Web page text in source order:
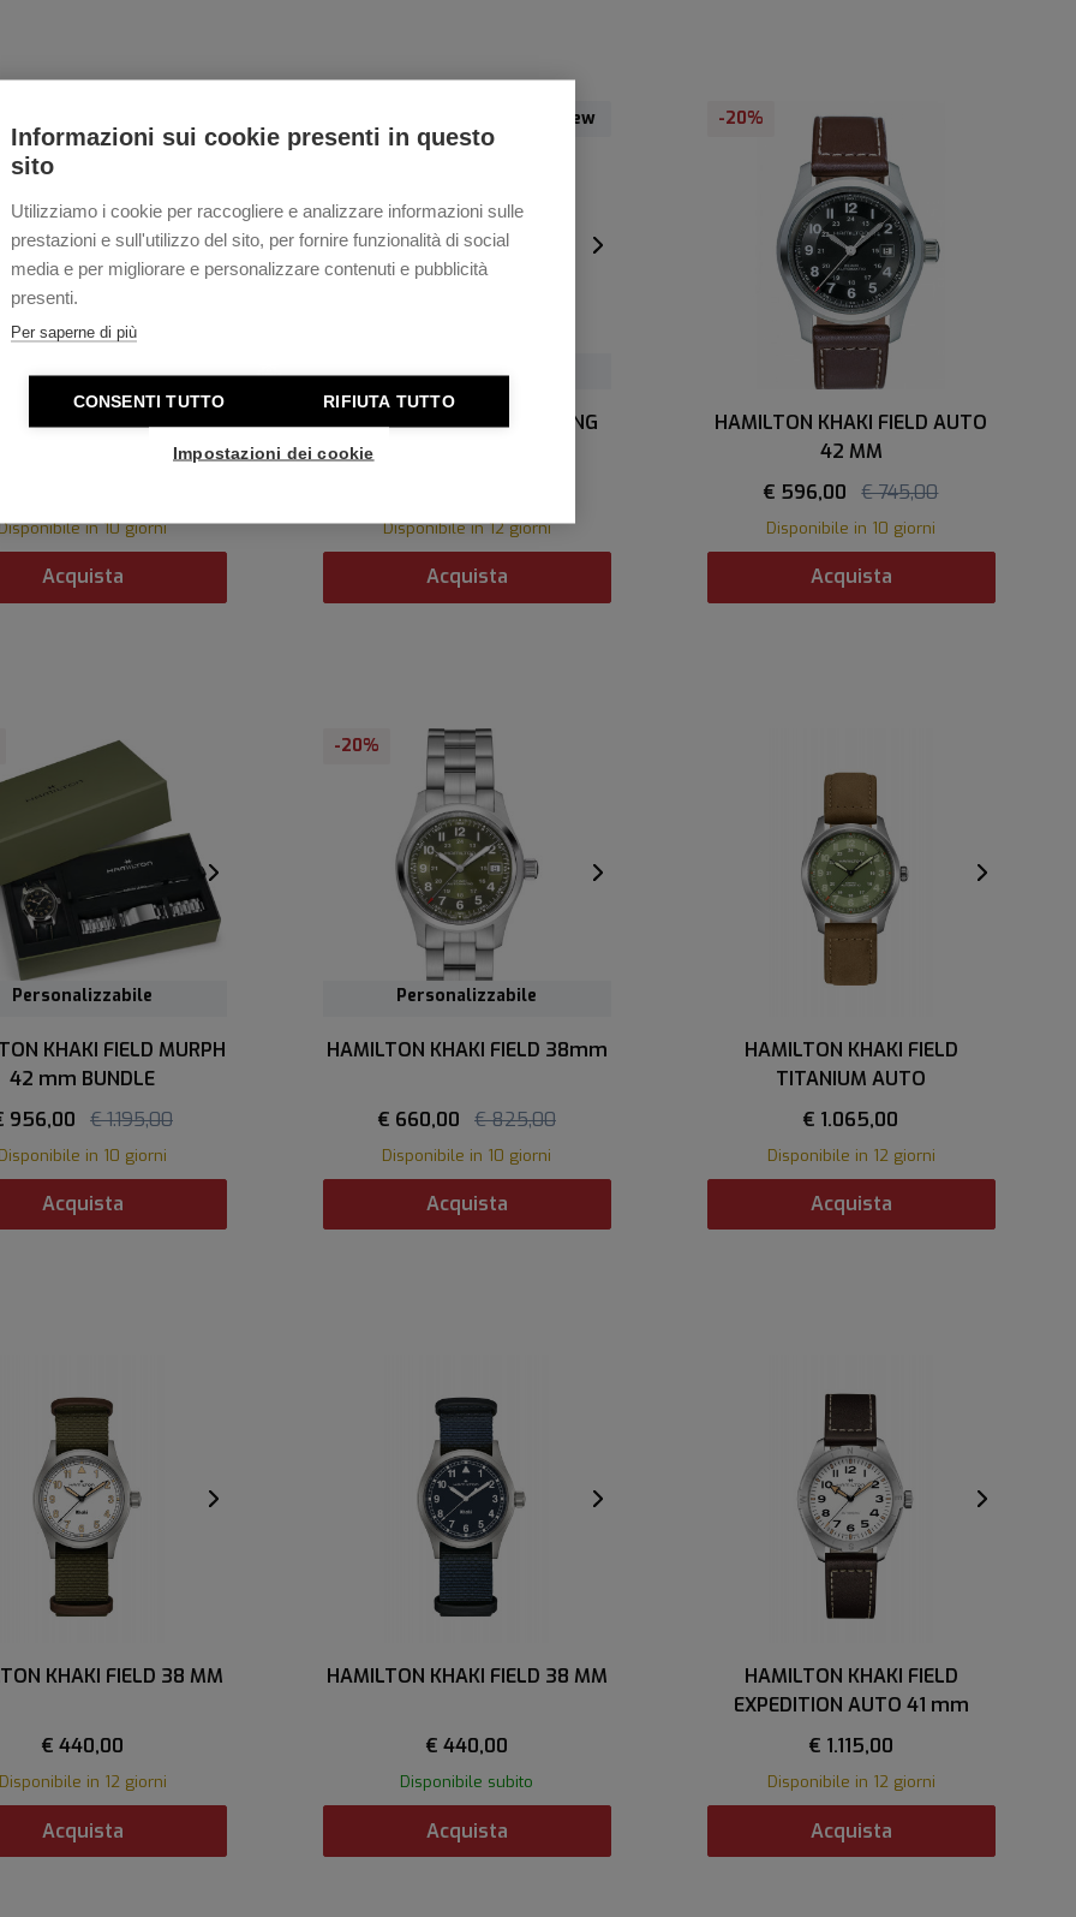
Informazioni sui cookie presenti in questo
sito
Utilizziamo i cookie per raccogliere e analizzare informazioni sulle
prestazioni e sull'utilizzo del sito, per fornire funzionalità di social
media e per migliorare e personalizzare contenuti e pubblicità
presenti.
Per saperne di più
CONSENTI TUTTO RIFIUTA TUTTO
Impostazioni dei cookie
KHAKI FIELD 38 MM
in 10 giorni
Acquista
New
HAMILTON KHAKI FIELD KING
DAY-DATE AUTO 40mm
Disponibile in 12 giorni
Acquista
-20%
HAMILTON KHAKI FIELD AUTO
42 MM
€ 596,00
€ 745,00
Disponibile in 10 giorni
Acquista
Personalizzabile
KHAKI FIELD MURPH
42 mm BUNDLE
956,00
€ 1.195,00
Disponibile in 10 giorni
Acquista
-20%
Personalizzabile
HAMILTON KHAKI FIELD 38mm
€ 660,00 € 825,00
Disponibile in 10 giorni
Acquista
HAMILTON KHAKI FIELD
TITANIUM AUTO
€ 1.065,00
Disponibile in 12 giorni
Acquista
KHAKI FIELD 38 MM
€ 440,00
Disponibile in 12 giorni
Acquista
HAMILTON KHAKI FIELD 38 MM
€ 440,00
Disponibile subito
Acquista
HAMILTON KHAKI FIELD
EXPEDITION AUTO 41 mm
€ 1.115,00
Disponibile in 12 giorni
Acquista